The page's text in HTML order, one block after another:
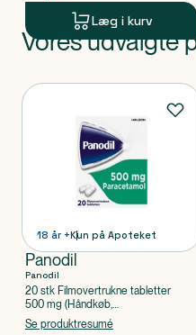
Læg i kurv
Produkt 1 af 0
Vores udvalgte
Produkter
18 år +Kun på Apoteket
Panodil
Panodil
20 stk Filmovertrukne tabletter
500 mg (Håndkøb,
apoteksforbeholdt), Paracetamol
Se produktresumé